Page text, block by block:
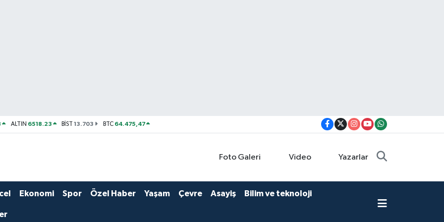
ALTIN 6518.23 BİST13.703 BTC 64.475,47
Foto Galeri Video Yazarlar
Ekonomi Spor Özel Haber Yaşam Çevre Asayiş Bilim ve teknoloji